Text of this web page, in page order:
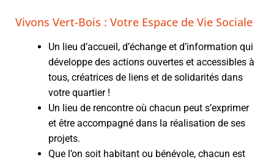
Vivons Vert-Bois : Votre Espace de Vie Sociale
Un lieu d’accueil, d’échange et d’information qui
développe des actions ouvertes et accessibles à
tous, créatrices de liens et de solidarités dans
votre quartier !
Un lieu de rencontre où chacun peut s’exprimer
et être accompagné dans la réalisation de ses
projets.
Que l’on soit habitant ou bénévole, chacun est